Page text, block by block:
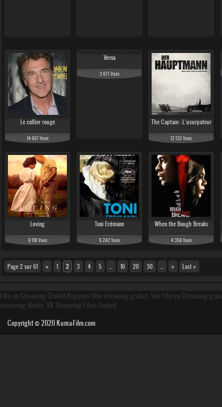
Le collier rouge
14 657 Vues
Verna
3 677 Vues
The Captain - L’usurpateur
12 132 Vues
Loving
6 118 Vues
Toni Erdmann
5 242 Vues
When the Bough Breaks
4 356 Vues
Page 2 sur 61 « 1 2 3 4 5 10 20 30 » Last »
Film en Streaming Gratuit Regarder film streaming gratuit, Voir Film en Streaming
streaming illmité, VK Streaming Films Gratuit
Copyright © 2020Kuma-Film.com